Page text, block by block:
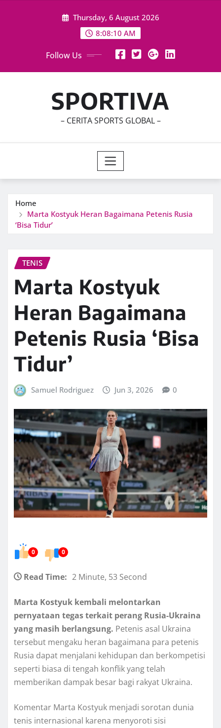
Thursday, 6 August 2026
8:08:11 AM
Follow Us
SPORTIVA
– CERITA SPORTS GLOBAL –
Home
Marta Kostyuk Heran Bagaimana Petenis Rusia
‘Bisa Tidur’
TENIS
Marta Kostyuk
Heran Bagaimana
Petenis Rusia ‘Bisa
Tidur’
Samuel Rodriguez Jun 3, 2026 0
0 0
Read Time: 2 Minute, 53 Second
Marta Kostyuk kembali melontarkan
pernyataan tegas terkait perang Rusia-Ukraina
yang masih berlangsung. Petenis asal Ukraina
tersebut mengaku heran bagaimana para petenis
Rusia dapat menjalani kehidupan dan berkompetisi
seperti biasa di tengah konflik yang telah
memberikan dampak besar bagi rakyat Ukraina.
Komentar Marta Kostyuk menjadi sorotan dunia
tenis internasional karena menyoroti sisi